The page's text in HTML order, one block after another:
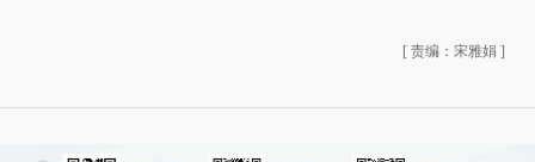
[ 责编：宋雅娟 ]